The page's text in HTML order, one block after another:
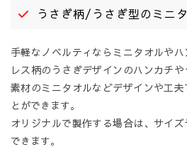
うさぎ柄/うさぎ型のミニ
手軽なノベルティならミニタオルや
レス柄のうさぎデザインのハンカチ
素材のミニタオルなどデザインや工
とができます。
オリジナルで製作する場合は、サイ
できます。